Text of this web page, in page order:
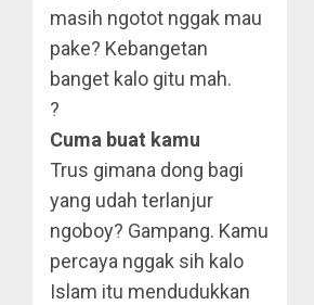
masih ngotot nggak mau
pake? Kebangetan
banget kalo gitu mah.
?
Cuma buat kamu
Trus gimana dong bagi
yang udah terlanjur
ngoboy? Gampang. Kamu
percaya nggak sih kalo
Islam itu mendudukkan